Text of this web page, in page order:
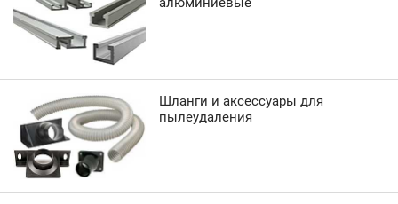
Шланги и аксессуары для
пылеудаления